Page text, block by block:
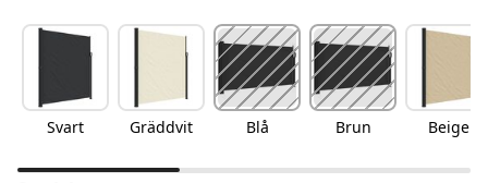
Svart Gräddvit Blå Brun Beige